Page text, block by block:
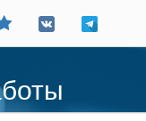
Добавить